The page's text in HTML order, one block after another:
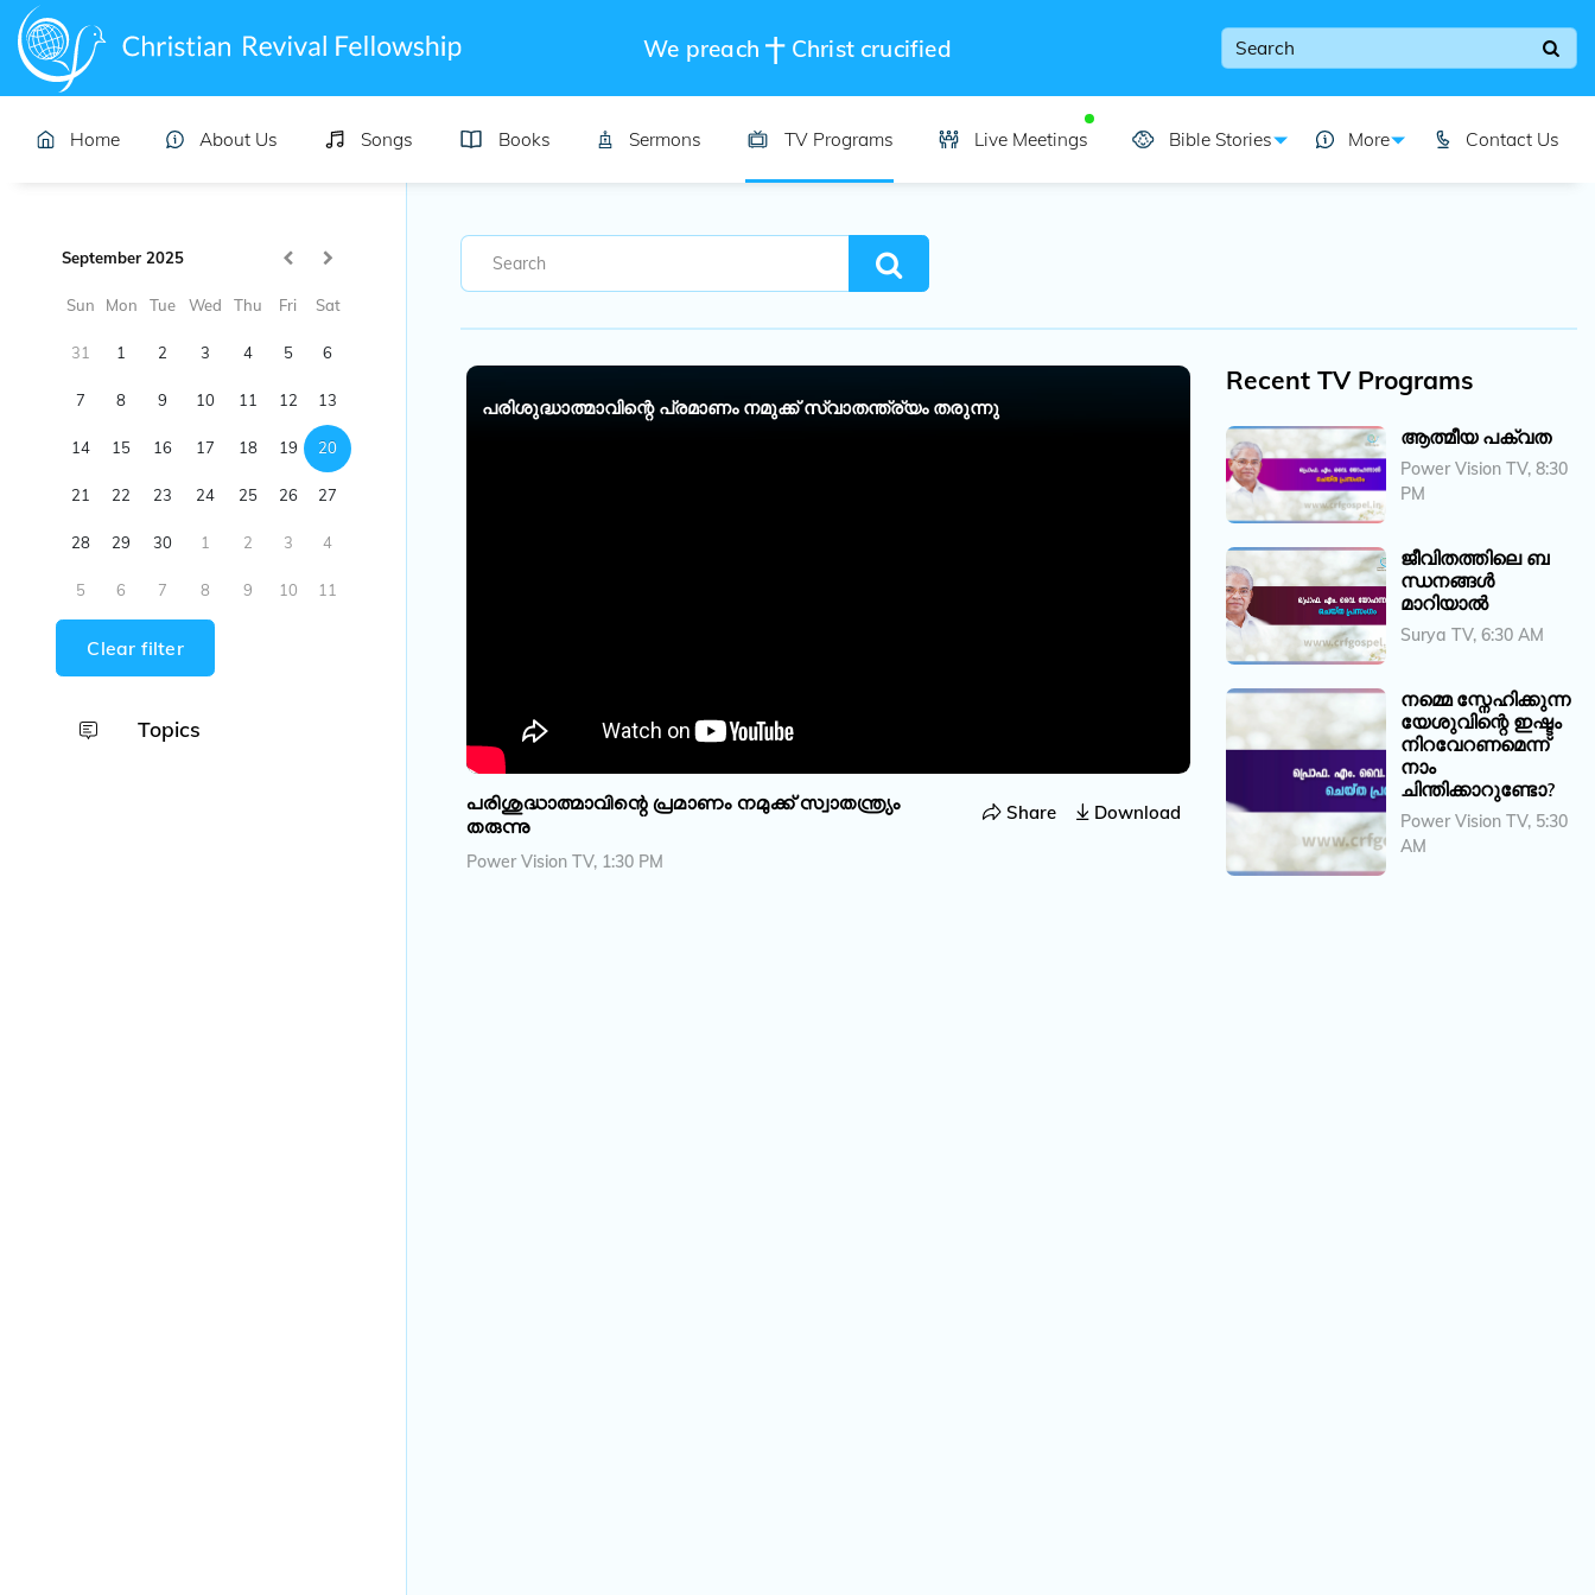
We preach Christ crucified
Home About Us Songs Books Sermons TV Programs Live Meetings Bible Stories More Contact Us
September 2025
Sun Mon Tue Wed Thu Fri Sat
31 1 2 3 4 5 6
7 8 9 10 11 12 13
14 15 16 17 18 19 20
21 22 23 24 25 26 27
28 29 30 1 2 3 4
5 6 7 8 9 10 11
Clear filter
Topics
പരിശുദ്ധാത്മാവിന്റെ പ്രമാണം നമുക്ക് സ്വാതന്ത്ര്യം തരുന്നു
പരിശുദ്ധാത്മാവിന്റെ പ്രമാണം നമുക്ക് സ്വാതന്ത്ര്യം
തരുന്നു
Power Vision TV, 1:30 PM
Share Download
Recent TV Programs
ആത്മീയ പക്വത
Power Vision TV, 8:30
PM
ജീവിതത്തിലെ ബ
ന്ധനങ്ങൾ
മാറിയാൽ
Surya TV, 6:30 AM
നമ്മെ സ്നേഹിക്കുന്ന
യേശുവിന്റെ ഇഷ്ടം
നിറവേറണമെന്ന്
നാം
ചിന്തിക്കാറുണ്ടോ?
Power Vision TV, 5:30
AM